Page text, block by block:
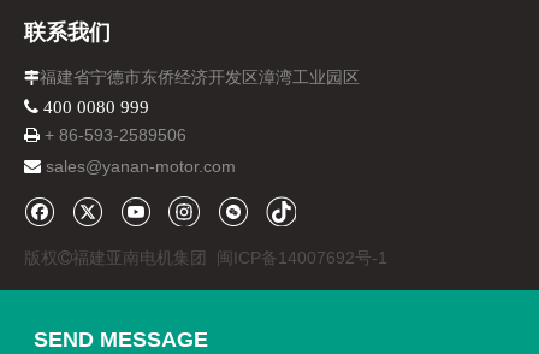
防护等级
外形尺寸 ( 含 DC/DC)(mm)
812×550×400
上一条:
联系我们
福建省宁德市东侨经济开发区漳湾工业园区
 400 0080 999
 + 86-593-2589506
 sales@yanan-motor.com
版权福建亚南电机集团 闽ICP备14007692号-1
SEND MESSAGE